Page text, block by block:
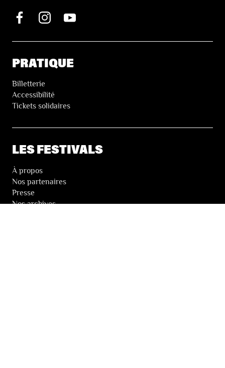
PRATIQUE
Billetterie
Accessibilité
Tickets solidaires
LES FESTIVALS
À propos
Nos partenaires
Presse
Nos archives